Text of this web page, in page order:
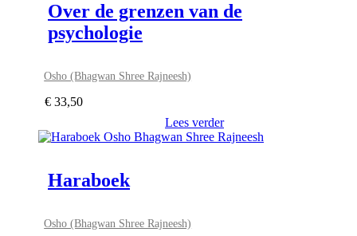
Over de grenzen van de
psychologie
Osho (Bhagwan Shree Rajneesh)
€ 33,50
Lees verder
Haraboek
Osho (Bhagwan Shree Rajneesh)